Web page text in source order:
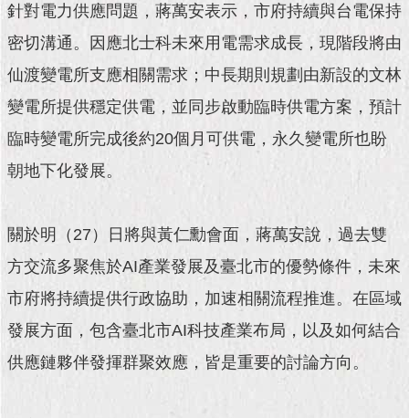
北
動
主
題
館
互
動
活
動
主
館
針對電力供應問題，蔣萬安表示，市府持續與台電保持
密切溝通。因應北士科未來用電需求成長，現階段將由
仙渡變電所支應相關需求；中長期則規劃由新設的文林
變電所提供穩定供電，並同步啟動臨時供電方案，預計
臨時變電所完成後約20個月可供電，永久變電所也盼
朝地下化發展。
關於明（27）日將與黃仁勳會面，蔣萬安說，過去雙
方交流多聚焦於AI產業發展及臺北市的優勢條件，未來
市府將持續提供行政協助，加速相關流程推進。在區域
發展方面，包含臺北市AI科技產業布局，以及如何結合
供應鏈夥伴發揮群聚效應，皆是重要的討論方向。